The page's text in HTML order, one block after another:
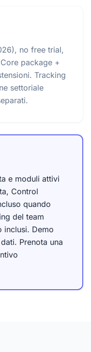
no free trial,
package +
Tracking
settoriale
e moduli attivi
Control
quando
del team
inclusi. Demo
Prenota una